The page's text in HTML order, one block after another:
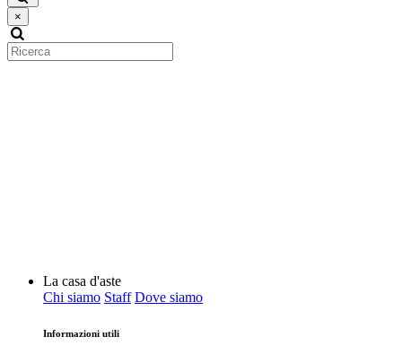
×
La casa d'aste
Chi siamo Staff Dove siamo
Informazioni utili